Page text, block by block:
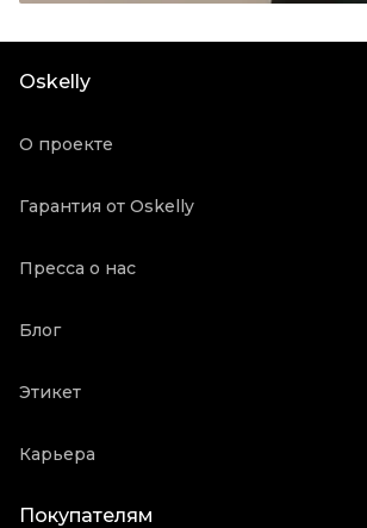
Состояние товара
Oskelly
О проекте
Гарантия от Oskelly
Пресса о нас
Блог
Этикет
Карьера
Покупателям